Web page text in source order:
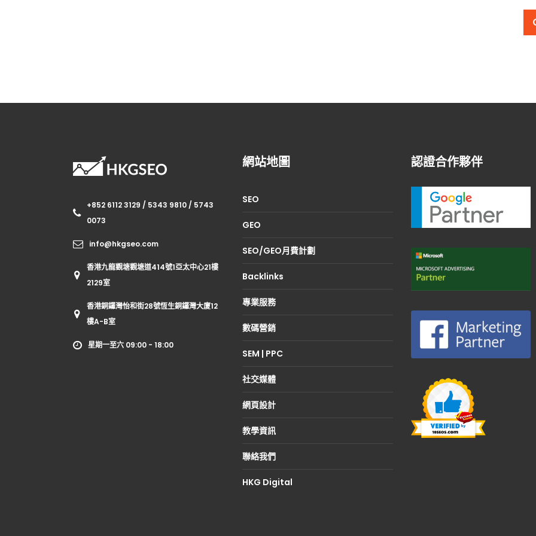
+852 6112 3129 / 5343 9810 / 5743
0073
info@hkgseo.com
香港九龍觀塘觀塘道414號1亞太中心21樓
2129室
香港銅鑼灣怡和街28號恆生銅鑼灣大廈12
樓A-B室
星期一至六 09:00 - 18:00
網站地圖
SEO
GEO
SEO/GEO月費計劃
Backlinks
專業服務
數碼營銷
SEM | PPC
社交媒體
網頁設計
教學資訊
聯絡我們
HKG Digital
認證合作夥伴